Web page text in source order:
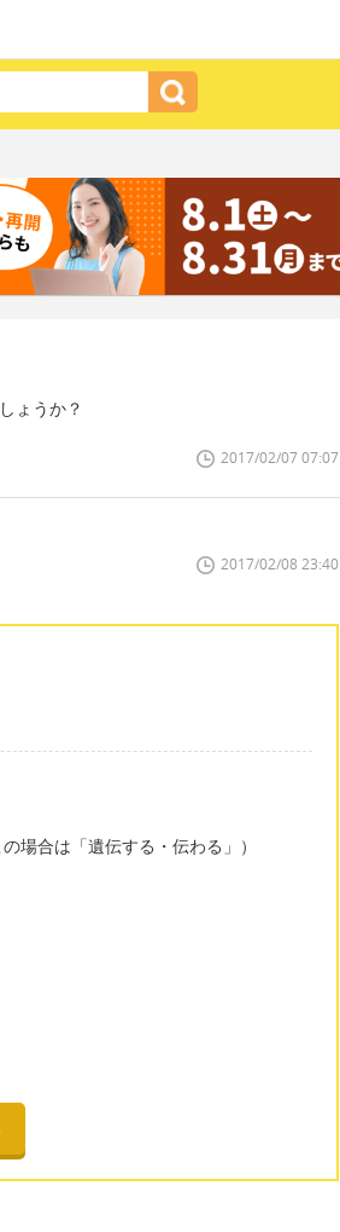
ょうか？
2017/02/07 07:07
2017/02/08 23:40
場合は「遺伝する・伝わる」）